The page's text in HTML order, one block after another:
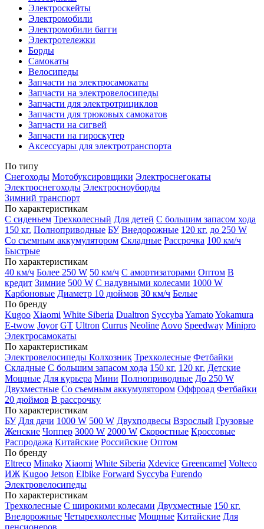
Электроскейты
Электромобили
Электромобили багги
Электротележки
Борды
Самокаты
Велосипеды
Запчасти на электросамокаты
Запчасти на электровелосипеды
Запчасти для электротрициклов
Запчасти для трюковых самокатов
Запчасти на сигвей
Запчасти на гироскутер
Аксессуары для электротранспорта
По типу
Снегоходы Мотобуксировщики Электроснегокаты
Электроснегоходы Электросноуборды
Зимний транспорт
По характеристикам
С сиденьем Трехколесный Для детей С большим запасом хода
150 кг. Полноприводные БУ Внедорожные 120 кг. до 250 W
Со съемным аккумулятором Складные Рассрочка 100 км/ч
Быстрые
По характеристикам
40 км/ч Более 250 W 50 км/ч С амортизаторами Оптом В
кредит Зимние 500 W С надувными колесами 1000 W
Карбоновые Диаметр 10 дюймов 30 км/ч Белые
По бренду
Kugoo Xiaomi White Siberia Dualtron Syccyba YamatoYokamura
E-twow Joyor GT Ultron Currus Neoline Aovo Speedway Minipro
Электросамокаты
По характеристикам
Электровелосипеды Колхозник Трехколесные Фетбайки
Складные С большим запасом хода 150 кг. 120 кг. Детские
Мощные Для курьера Мини Полноприводные До 250 W
Двухместные Со съемным аккумулятором Оффроад Фетбайки
20 дюймов В рассрочку
По характеристикам
БУ Для дачи 1000 W 500 W Двухподвесы Взрослый Грузовые
Женские Чоппер 3000 W 2000 W Скоростные Кроссовые
Распродажа Китайские Российские Оптом
По бренду
Eltreco Minako Xiaomi White Siberia Xdevice Greencamel Volteco
ИЖ Kugoo Jetson Elbike Forward Syccyba Furendo
Электровелосипеды
По характеристикам
Трехколесные С широкими колесами Двухместные 150 кг.
Внедорожные Четырехколесные Мощные Китайские Для
пенсионеров